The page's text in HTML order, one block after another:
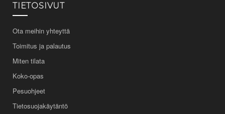
TIETOSIVUT
Ota meihin yhteyttä
Toimitus ja palautus
Miten tilata
Koko-opas
Pesuohjeet
Tietosuojakäytäntö